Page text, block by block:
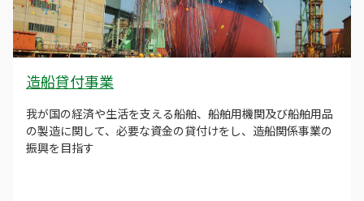
造船貸付事業
我が国の経済や生活を支える船舶、船舶用機関及び船舶用品
の製造に関して、必要な資金の貸付けをし、造船関係事業の
振興を目指す